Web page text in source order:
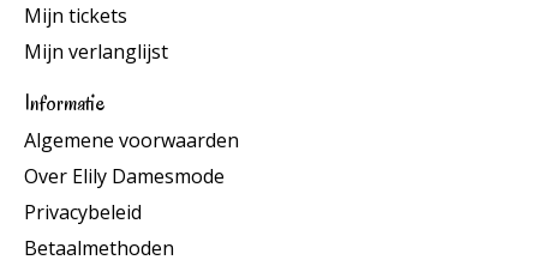
Mijn tickets
Mijn verlanglijst
Informatie
Algemene voorwaarden
Over Elily Damesmode
Privacybeleid
Betaalmethoden